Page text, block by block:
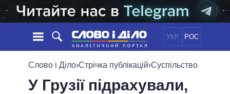
УКР РОС
НОВИНИ
СТРІЧКА
ПОЛІТИКА
ОБIЦЯНКИ
Слово і Діло›Стрічка публікацій›Суспільство
У Грузії підрахували,